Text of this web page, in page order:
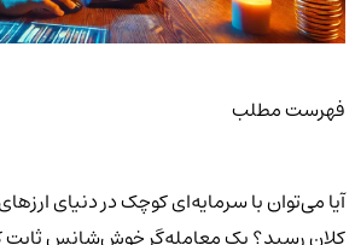
فهرست مطلب
آیا می‌توان با سرمایه‌ای کوچک در دنیای
کلان رسید؟ یک معامله‌گر خوش‌شانس ثابت